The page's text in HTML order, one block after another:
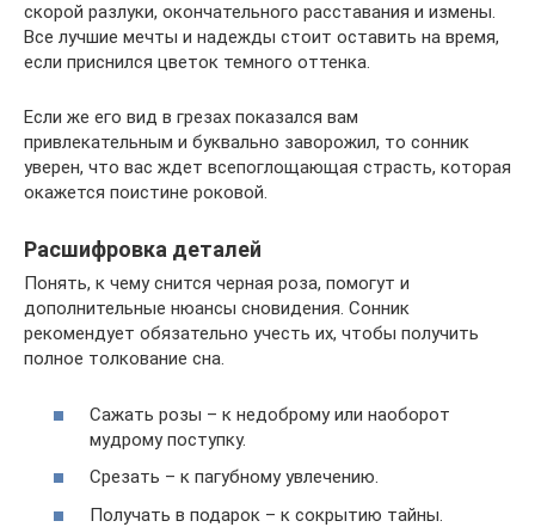
скорой разлуки, окончательного расставания и измены.
Все лучшие мечты и надежды стоит оставить на время,
если приснился цветок темного оттенка.
Если же его вид в грезах показался вам
привлекательным и буквально заворожил, то сонник
уверен, что вас ждет всепоглощающая страсть, которая
окажется поистине роковой.
Расшифровка деталей
Понять, к чему снится черная роза, помогут и
дополнительные нюансы сновидения. Сонник
рекомендует обязательно учесть их, чтобы получить
полное толкование сна.
Сажать розы – к недоброму или наоборот
мудрому поступку.
Срезать – к пагубному увлечению.
Получать в подарок – к сокрытию тайны.